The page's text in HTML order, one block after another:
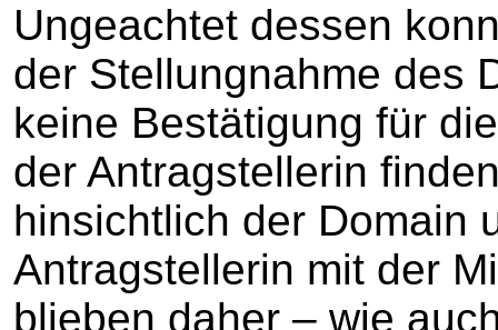
Ungeachtet dessen
der Stellungnahme des
keine Bestätigung für
der Antragstellerin
hinsichtlich der Domain
Antragstellerin mit der
blieben daher – wie